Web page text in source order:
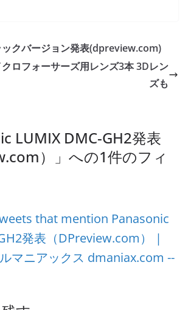
ックバージョン発表(dpreview.com)
ロフォーサーズ用レンズ3本 3Dレン
ズも
LUMIX DMC-GH2発表
）
」への1件のフィ
that mention Panasonic
発表（DPreview.com） |
マニアックス dmaniax.com --